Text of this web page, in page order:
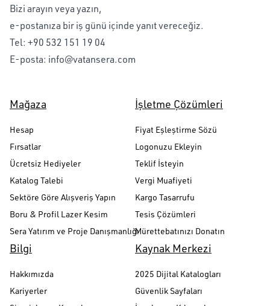
Bizi arayın veya yazın,
e-postanıza bir iş günü içinde yanıt vereceğiz.
Tel: +90 532 151 19 04
E-posta: info@vatansera.com
Mağaza
Hesap
Fırsatlar
Ücretsiz Hediyeler
Katalog Talebi
Sektöre Göre Alışveriş Yapın
Boru & Profil Lazer Kesim
Sera Yatırım ve Proje Danışmanlığı
İşletme Çözümleri
Fiyat Eşleştirme Sözü
Logonuzu Ekleyin
Teklif İsteyin
Vergi Muafiyeti
Kargo Tasarrufu
Tesis Çözümleri
Mürettebatınızı Donatın
Bilgi
Hakkımızda
Kariyerler
Kaynak Merkezi
2025 Dijital Katalogları
Güvenlik Sayfaları